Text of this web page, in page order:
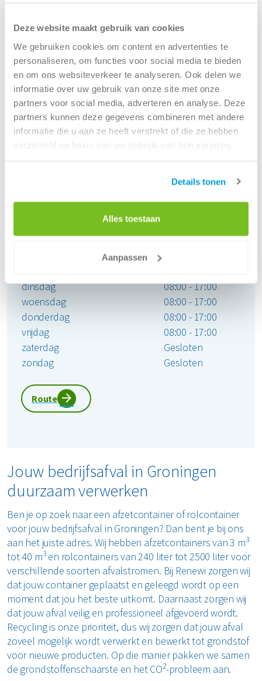
Deze website maakt gebruik van cookies
We gebruiken cookies om content en advertenties te
personaliseren, om functies voor social media te bieden
en om ons websiteverkeer te analyseren. Ook delen we
informatie over uw gebruik van onze site met onze
partners voor social media, adverteren en analyse. Deze
partners kunnen deze gegevens combineren met andere
informatie die u aan ze heeft verstrekt of die ze hebben
verzameld op basis van uw gebruik van hun services.
Details tonen
Alles toestaan
Aanpassen
Container huren als particuliere klant
Locatie Renewi Groningen
Renewi - Groningen
Openingstijden locatie:
dinsdag
08:00 - 17:00
woensdag
08:00 - 17:00
donderdag
08:00 - 17:00
vrijdag
08:00 - 17:00
zaterdag
Gesloten
zondag
Gesloten
Route
Jouw bedrijfsafval in Groningen
duurzaam verwerken
Ben je op zoek naar een afzetcontainer of rolcontainer
voor jouw bedrijfsafval in Groningen? Dan bent je bij ons
aan het juiste adres. Wij hebben afzetcontainers van 3 m3
tot 40 m3en rolcontainers van 240 liter tot 2500 liter voor
verschillende soorten afvalstromen. Bij Renewi zorgen wij
dat jouw container geplaatst en geleegd wordt op een
moment dat jou het beste uitkomt. Daarnaast zorgen wij
dat jouw afval veilig en professioneel afgevoerd wordt.
Recycling is onze prioriteit, dus wij zorgen dat jouw afval
zoveel mogelijk wordt verwerkt en bewerkt tot grondstof
voor nieuwe producten. Op die manier pakken we samen
de grondstoffenschaarste en het CO2-probleem aan.